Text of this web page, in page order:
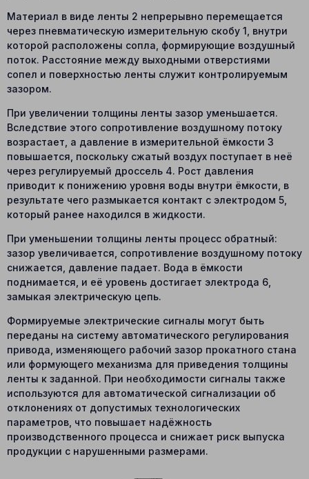
Материал в виде ленты 2 непрерывно перемещается
через пневматическую измерительную скобу 1, внутри
которой расположены сопла, формирующие воздушный
поток. Расстояние между выходными отверстиями
сопел и поверхностью ленты служит контролируемым
зазором.
При увеличении толщины ленты зазор уменьшается.
Вследствие этого сопротивление воздушному потоку
возрастает, а давление в измерительной ёмкости 3
повышается, поскольку сжатый воздух поступает в неё
через регулируемый дроссель 4. Рост давления
приводит к понижению уровня воды внутри ёмкости, в
результате чего размыкается контакт с электродом 5,
который ранее находился в жидкости.
При уменьшении толщины ленты процесс обратный:
зазор увеличивается, сопротивление воздушному потоку
снижается, давление падает. Вода в ёмкости
поднимается, и её уровень достигает электрода 6,
замыкая электрическую цепь.
Формируемые электрические сигналы могут быть
переданы на систему автоматического регулирования
привода, изменяющего рабочий зазор прокатного стана
или формующего механизма для приведения толщины
ленты к заданной. При необходимости сигналы также
используются для автоматической сигнализации об
отклонениях от допустимых технологических
параметров, что повышает надёжность
производственного процесса и снижает риск выпуска
продукции с нарушенными размерами.